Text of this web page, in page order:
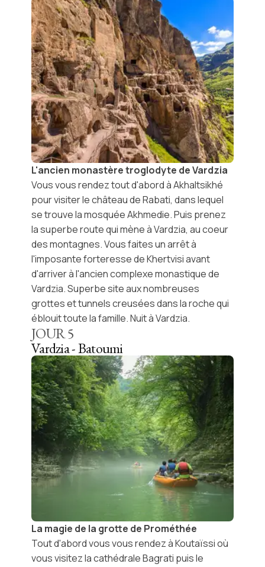
L'ancien monastère troglodyte de Vardzia
Vous vous rendez tout d'abord àAkhaltsikhé
pour visiter lechâteau de Rabati, dans lequel
se trouve lamosquée Akhmedie. Puis prenez
la superbe route qui mène à Vardzia, au coeur
des montagnes. Vous faites un arrêt à
l'imposanteforteresse de Khertvisiavant
d'arriver à l'ancien complexe monastique de
Vardzia. Superbe site aux nombreuses
grottes et tunnels creusées dans la roche qui
éblouit toute la famille. Nuit à Vardzia.
JOUR5
Vardzia - Batoumi
La magie de la grotte de Prométhée
Tout d'abord vous vous rendez àKoutaïssioù
vous visitez lacathédrale Bagrati puis le